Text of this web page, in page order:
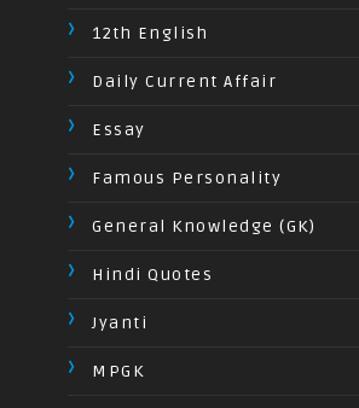
12th English
Daily Current Affair
Essay
Famous Personality
General Knowledge (GK)
Hindi Quotes
Jyanti
MPGK